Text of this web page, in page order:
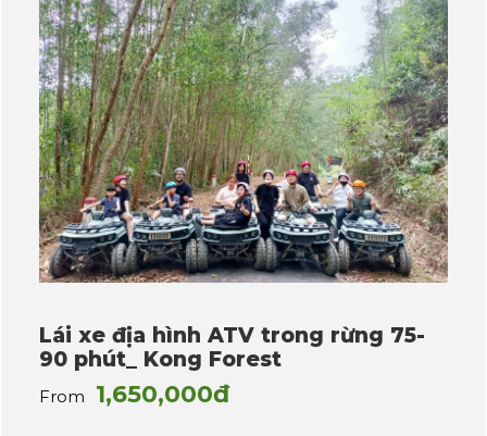
Lái xe địa hình ATV trong rừng 75-
90 phút_ Kong Forest
From 1,650,000đ